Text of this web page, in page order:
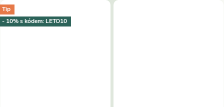
Tip
- 10% s kódem: LETO10